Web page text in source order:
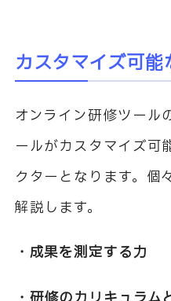
カスタマイズ可
オンライン研修ツール
ールがカスタマイズ可
クターとなります。個
解説します。
・成果を測定する力